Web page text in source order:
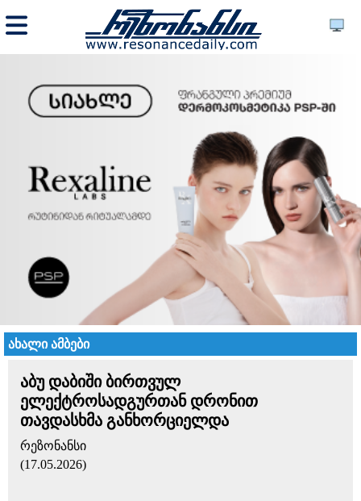
ახალი ამბები
აბუ დაბიში ბირთვულ
ელექტროსადგურთან დრონით
თავდასხმა განხორციელდა
რეზონანსი
(17.05.2026)